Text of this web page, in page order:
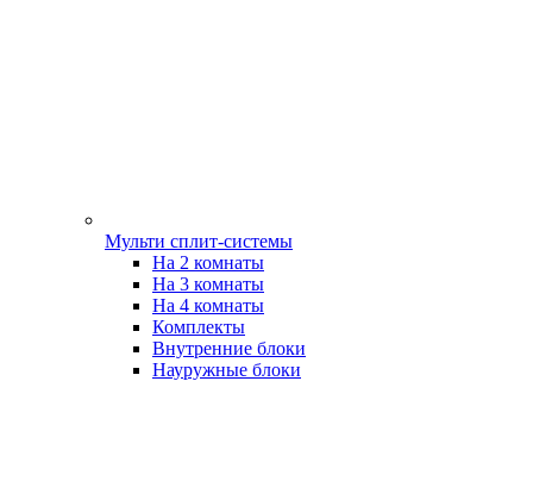
Мульти сплит-системы
На 2 комнаты
На 3 комнаты
На 4 комнаты
Комплекты
Внутренние блоки
Науружные блоки